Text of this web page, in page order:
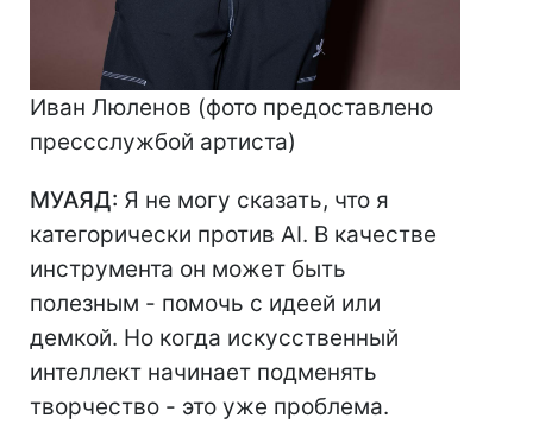
Иван Люленов (фото предоставлено
прессслужбой артиста)
МУАЯД: Я не могу сказать, что я
категорически против AI. В качестве
инструмента он может быть
полезным - помочь с идеей или
демкой. Но когда искусственный
интеллект начинает подменять
творчество - это уже проблема.